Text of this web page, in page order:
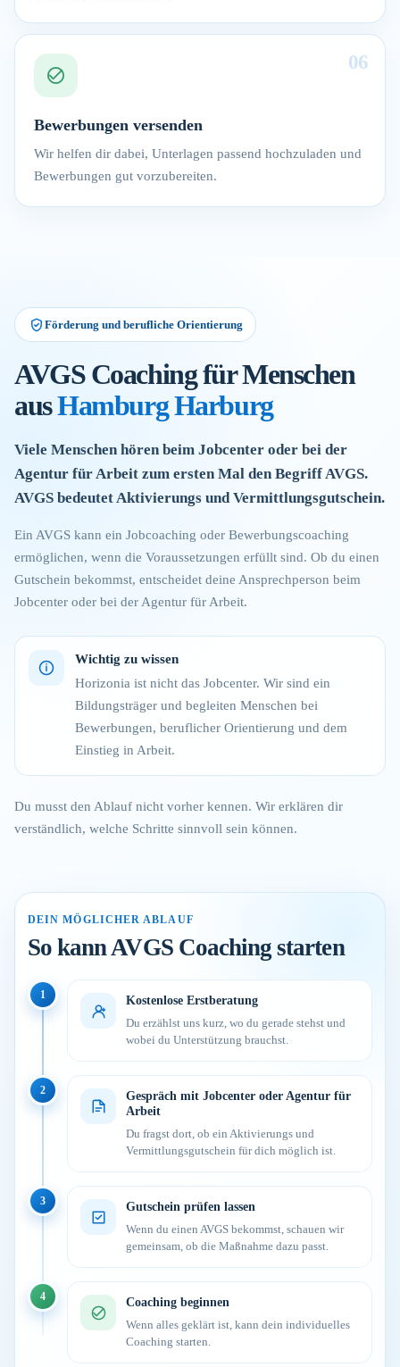
06
Bewerbungen versenden
Wir helfen dir dabei, Unterlagen passend hochzuladen und
Bewerbungen gut vorzubereiten.
Förderung und berufliche Orientierung
AVGS Coaching für Menschen
ausHamburg Harburg
Viele Menschen hören beim Jobcenter oder bei der
Agentur für Arbeit zum ersten Mal den Begriff AVGS.
AVGS bedeutet Aktivierungs und Vermittlungsgutschein.
Ein AVGS kann ein Jobcoaching oder Bewerbungscoaching
ermöglichen, wenn die Voraussetzungen erfüllt sind. Ob du einen
Gutschein bekommst, entscheidet deine Ansprechperson beim
Jobcenter oder bei der Agentur für Arbeit.
Wichtig zu wissen
Horizonia ist nicht das Jobcenter. Wir sind ein
Bildungsträger und begleiten Menschen bei
Bewerbungen, beruflicher Orientierung und dem
Einstieg in Arbeit.
Du musst den Ablauf nicht vorher kennen. Wir erklären dir
verständlich, welche Schritte sinnvoll sein können.
DEIN MÖGLICHER ABLAUF
So kann AVGS Coaching starten
1
Kostenlose Erstberatung
Du erzählst uns kurz, wo du gerade stehst und
wobei du Unterstützung brauchst.
2
Gespräch mit Jobcenter oder Agentur für
Arbeit
Du fragst dort, ob ein Aktivierungs und
Vermittlungsgutschein für dich möglich ist.
3
Gutschein prüfen lassen
Wenn du einen AVGS bekommst, schauen wir
gemeinsam, ob die Maßnahme dazu passt.
4
Coaching beginnen
Wenn alles geklärt ist, kann dein individuelles
Coaching starten.